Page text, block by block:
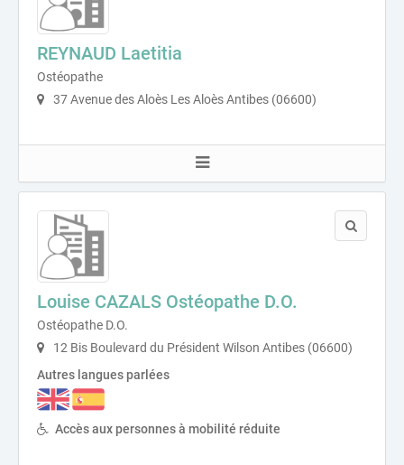
REYNAUD Laetitia
Ostéopathe
37 Avenue des Aloès Les Aloès Antibes (06600)
Louise CAZALS Ostéopathe D.O.
Ostéopathe D.O.
12 Bis Boulevard du Président Wilson Antibes (06600)
Autres langues parlées
Accès aux personnes à mobilité réduite